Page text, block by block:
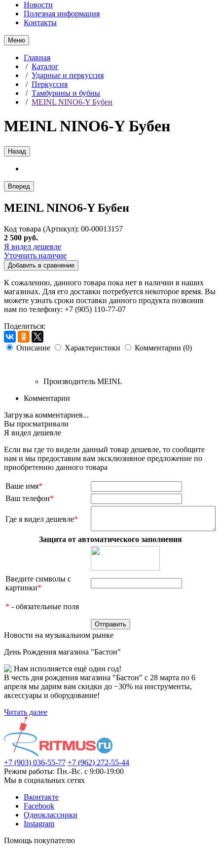
Новости
Полезная информация
Контакты
Меню
Главная
/ Каталог
/ Ударные и перкуссия
/ Перкуссия
/ Тамбурины и бубны
/ MEINL NINO6-Y Бубен
MEINL NINO6-Y Бубен
Назад
Вперед
MEINL NINO6-Y Бубен
Код товара (Артикул): 00-00013157
2 500 руб.
Я видел дешевле
Уточнить наличие
Добавить в сравнение
К сожалению, данного товара пока нет в наличии в наших
магазинах. Для его доставки потребуется некоторое время. Вы
можете узнать сроки поставки данного продукта позвонив
нам по телефону: +7 (905) 110-77-07
Поделиться:
Описание Характеристики Комментарии (0)
Производитель MEINL
Комментарии
Загрузка комментариев...
Вы просматривали
Я видел дешевле
Если вы где то видели данный товар дешевле, то сообщите
нам и мы предоставим вам эксклюзивное предложение по
приобретению данного товара
Ваше имя*
Ваш телефон*
Где я видел дешевле*
Защита от автоматического заполнения
Введите символы с
картинки*
* - обязательные поля
Новости на музыкальном рынке
День Рождения магазина "Бастон"
Нам исполняется ещё один год!
В честь дня рождения магазина "Бастон" с 28 марта по 6
апреля мы дарим вам скидки до −30% на инструменты,
аксессуары и оборудование!
Читать далее
+7 (903) 036-55-77 +7 (962) 272-55-44
Режим работы: Пн.-Вс. с 9:00-19:00
Мы в социальных сетях
Вконтакте
Facebook
Одноклассники
Instagram
Помощь покупателю